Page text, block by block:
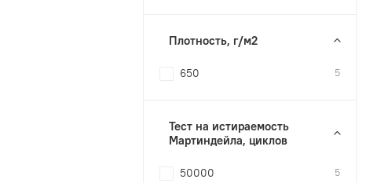
Плотность, г/м2
650 5
Тест на истираемость
Мартиндейла, циклов
50000 5